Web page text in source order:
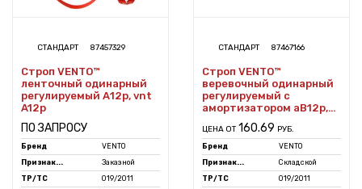
СТАНДАРТ 87457329
Строп VENTO™
ленточный одинарный
регулируемый А12р, vnt
A12p
ПО ЗАПРОСУ
Бренд
VENTO
Признак...
Заказной
ТР/ТС
019/2011
СТАНДАРТ 87467166
Строп VENTO™
веревочный одинарный
регулируемый с
амортизатором аВ12р,
ЦЕНА ОТ 160.69 РУБ.
Бренд
VENTO
Признак...
Складской
ТР/ТС
019/2011